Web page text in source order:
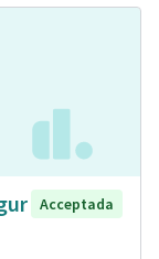
Acceptada